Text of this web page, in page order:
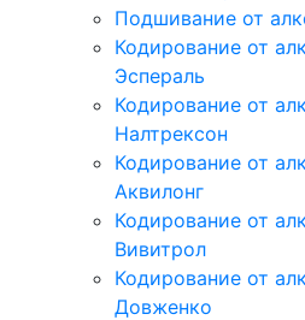
Подшивание от
Кодирование от
Эспераль
Кодирование от
Налтрексон
Кодирование от
Аквилонг
Кодирование от
Вивитрол
Кодирование от
Довженко